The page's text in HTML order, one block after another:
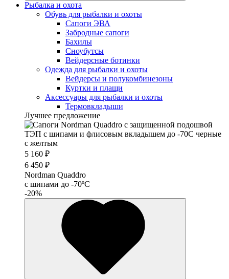
Рыбалка и охота
Обувь для рыбалки и охоты
Сапоги ЭВА
Забродные сапоги
Бахилы
Сноубутсы
Вейдерсные ботинки
Одежда для рыбалки и охоты
Вейдерсы и полукомбинезоны
Куртки и плащи
Аксессуары для рыбалки и охоты
Термовкладыши
Лучшее предложение
5 160 ₽
6 450 ₽
Nordman Quaddro
с шипами до -70ºС
-20%